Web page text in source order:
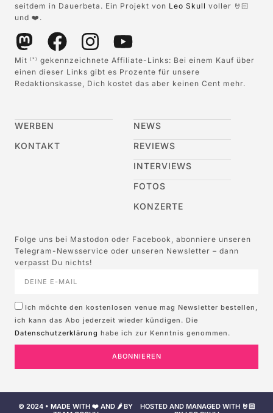
seitdem in Dauerbeta. Ein Projekt von Leo Skull voller 🤘🏻
und ❤️.
Mit (*)
gekennzeichnete Affiliate-Links: Bei einem Kauf über
einen dieser Links gibt es Prozente für unsere
Redaktionskasse, Dich kostet das aber keinen Cent mehr.
WERBEN
KONTAKT
NEWS
REVIEWS
INTERVIEWS
FOTOS
KONZERTE
Folge uns bei Mastodon oder Facebook, abonniere unseren
Telegram-Newsservice oder unseren Newsletter – dann
verpasst Du nichts!
Ich möchte den kostenlosen venue mag Newsletter bestellen,
ich kann das Abo jederzeit wieder kündigen. Die
Datenschutzerklärung habe ich zur Kenntnis genommen.
ABONNIEREN
© 2024 • MADE WITH ❤️ AND 🌶️ BY
HOSTED AND MANAGED WITH 🤘🏻